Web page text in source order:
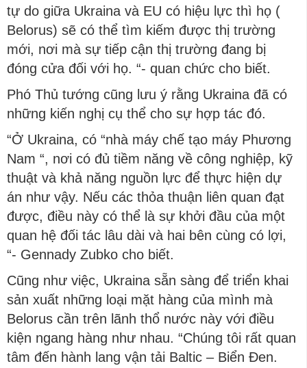
tự do giữa Ukraina và EU có hiệu lực thì họ (
Belorus) sẽ có thể tìm kiếm được thị trường
mới, nơi mà sự tiếp cận thị trường đang bị
đóng cửa đối với họ. “- quan chức cho biết.
Phó Thủ tướng cũng lưu ý rằng Ukraina đã có
những kiến ​​nghị cụ thể cho sự hợp tác đó.
“Ở Ukraina, có “nhà máy chế tạo máy Phương
Nam “, nơi có đủ tiềm năng về công nghiệp, kỹ
thuật và khả năng nguồn lực để thực hiện dự
án như vậy. Nếu các thỏa thuận liên quan đạt
được, điều này có thể là sự khởi đầu của một
quan hệ đối tác lâu dài và hai bên cùng có lợi,
“- Gennady Zubko cho biết.
Cũng như việc, Ukraina sẵn sàng để triển khai
sản xuất những loại mặt hàng của mình mà
Belorus cần trên lãnh thổ nước này với điều
kiện ngang hàng như nhau. “Chúng tôi rất quan
tâm đến hành lang vận tải Baltic – Biển Đen.